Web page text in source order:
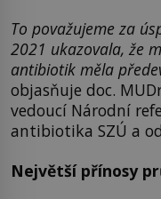
To považujeme za
2021 ukazovala, že
antibiotik měla
objasňuje doc.
vedoucí Národní
antibiotika SZÚ a
Největší přínosy